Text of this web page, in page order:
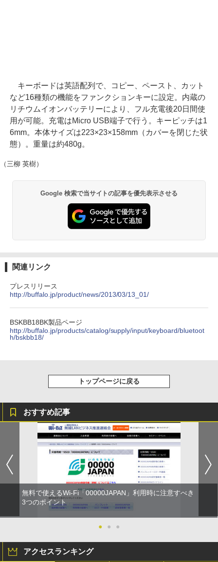
キーボードは英語配列で、コピー、ペースト、カット
など16種類の機能をファンクションキーに設定。内蔵の
リチウムイオンバッテリーにより、フル充電後20日間使
用が可能。充電はMicro USB端子で行う。キーピッチは1
6mm。本体サイズは223×23×158mm（カバーを閉じた状
態）。重量は約480g。
（三柳 英樹）
Google 検索で当サイトの記事を優先表示させる
関連リンク
プレスリリース
http://buffalo.jp/product/news/2013/03/13_01/
BSKBB18BK製品ページ
http://buffalo.jp/products/catalog/supply/input/keyboard/bluetoot
h/bskbb18/
トップページに戻る
おすすめ記事
無料で使えるWi-Fi「00000JAPAN」利用時に注意すべき
3つのポイント
● ● ●
アクセスランキング